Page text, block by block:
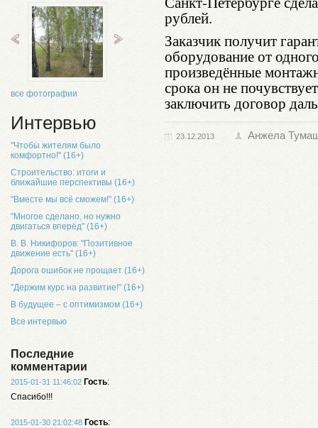
все фотографии
Интервью
"Чтобы жителям было
комфортно!" (16+)
Строительство: итоги и
ближайшие перспективы (16+)
"Вместе мы всё сможем!" (16+)
"Многое сделано, но нужно
двигаться вперёд" (16+)
В. В. Никифоров: "Позитивное
движение есть" (16+)
Дорога ошибок не прощает (16+)
"Держим курс на развитие!" (16+)
В будущее – с оптимизмом (16+)
Все интервью
Последние
комментарии
2015-01-31 11:46:02 Гость:
Спасибо!!!
2015-01-30 21:02:48 Гость:
рублей.
Заказчик получит
оборудование от
произведённые
срока он не
заключить договор
23.12.2013 Анжела